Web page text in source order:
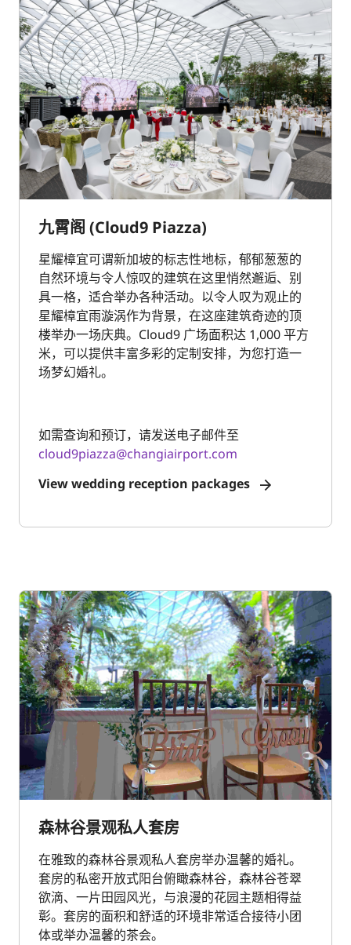
九霄阁 (Cloud9 Piazza)
星耀樟宜可谓新加坡的标志性地标，郁郁葱葱的
自然环境与令人惊叹的建筑在这里悄然邂逅、别
具一格，适合举办各种活动。以令人叹为观止的
星耀樟宜雨漩涡作为背景，在这座建筑奇迹的顶
楼举办一场庆典。Cloud9 广场面积达 1,000 平方
米，可以提供丰富多彩的定制安排，为您打造一
场梦幻婚礼。
如需查询和预订，请发送电子邮件至
cloud9piazza@changiairport.com
View wedding reception packages
森林谷景观私人套房
在雅致的森林谷景观私人套房举办温馨的婚礼。
套房的私密开放式阳台俯瞰森林谷，森林谷苍翠
欲滴、一片田园风光，与浪漫的花园主题相得益
彰。套房的面积和舒适的环境非常适合接待小团
体或举办温馨的茶会。